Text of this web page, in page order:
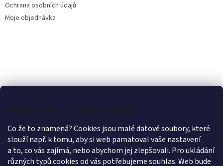
Můžeme si u vás uložit cookies?
Co že to znamená? Cookies jsou malé datové soubory, které
slouží např. k tomu, aby si web pamatoval vaše nastavení
a to, co vás zajímá, nebo abychom jej zlepšovali. Pro ukládání
různých typů cookies od vás potřebujeme souhlas. Web bude
Ochrana osobních údajů
Moje objednávka